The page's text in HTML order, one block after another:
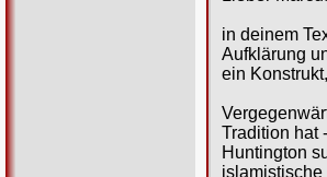
in deinem
Aufklärung
ein
Tradition hat
Huntington
islamistische